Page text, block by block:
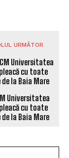
URMĂTOR
Universitatea
cu toate
la Baia Mare